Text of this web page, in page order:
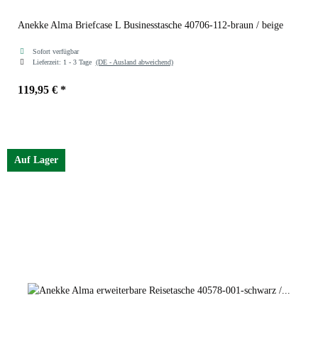
Anekke Alma Briefcase L Businesstasche 40706-112-braun / beige
Sofort verfügbar
Lieferzeit: 1 - 3 Tage (DE - Ausland abweichend)
119,95 € *
Auf Lager